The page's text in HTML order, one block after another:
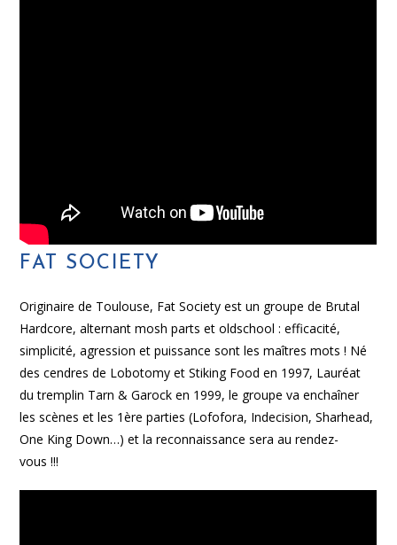
FAT SOCIETY
Originaire de Toulouse, Fat Society est un groupe de Brutal
Hardcore, alternant mosh parts et oldschool : efficacité,
simplicité, agression et puissance sont les maîtres mots ! Né
des cendres de Lobotomy et Stiking Food en 1997, Lauréat
du tremplin Tarn & Garock en 1999, le groupe va enchaîner
les scènes et les 1ère parties (Lofofora, Indecision, Sharhead,
One King Down…) et la reconnaissance sera au rendez-
vous !!!